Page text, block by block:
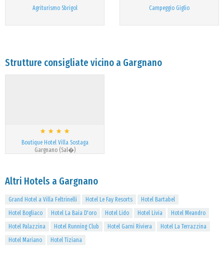
Agriturismo Sbrigol Campeggio Giglio
Strutture consigliate vicino a Gargnano
Boutique Hotel Villa Sostaga
Gargnano (Sal�)
Altri Hotels a Gargnano
Grand Hotel a Villa Feltrinelli Hotel Le Fay Resorts
Hotel Bartabel
Hotel Bogliaco
Hotel La Baia D'oro Hotel Lido Hotel Livia
Hotel Meandro
Hotel Palazzina
Hotel Running Club Hotel Garni Riviera
Hotel La Terrazzina
Hotel Mariano
Hotel Tiziana